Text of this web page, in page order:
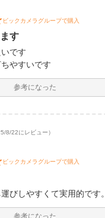
ビックカメラグループで購入
す
です
やすいです
参考になった
8/22にレビュー）
ビックカメラグループで購入
びしやすくて実用的です。
参考になった